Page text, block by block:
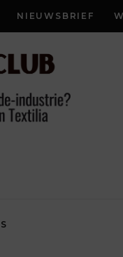
NIEUWSBRIEF